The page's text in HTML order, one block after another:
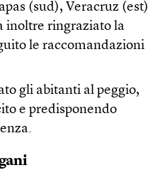
(sud), Veracruz (est)
inoltre ringraziato la
le raccomandazioni
gli abitanti al peggio,
e predisponendo